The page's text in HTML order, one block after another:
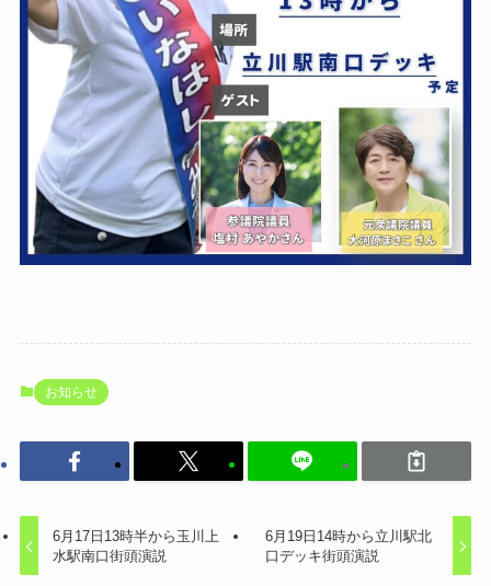
お知らせ
6月17日13時半から玉川上
水駅南口街頭演説
6月19日14時から立川駅北
口デッキ街頭演説